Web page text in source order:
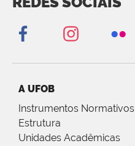
A UFOB
Instrumentos Normativos
Estrutura
Unidades Acadêmicas